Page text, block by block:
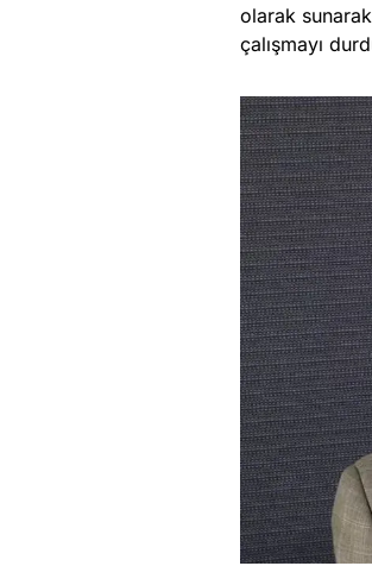
olarak
çalışmayı